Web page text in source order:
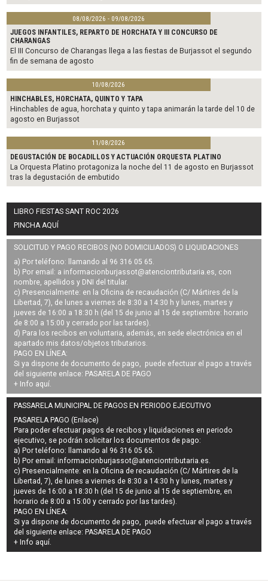
08/08/2026 - 09/08/2026
JUEGOS INFANTILES, REPARTO DE HORCHATA Y III CONCURSO DE
CHARANGAS
El III Concurso de Charangas llega a las fiestas de Burjassot el segundo
fin de semana de agosto
10/08/2026
HINCHABLES, HORCHATA, QUINTO Y TAPA
Hinchables de agua, horchata y quinto y tapa animarán la tarde del 10 de
agosto en Burjassot
11/08/2026
DEGUSTACIÓN DE BOCADILLOS Y ACTUACIÓN ORQUESTA PLATINO
La Orquesta Platino protagoniza la noche del 11 de agosto en Burjassot
tras la degustación de embutido
LIBRO FIESTAS SANT ROC 2026
PINCHA AQUÍ
SOLICITUD Y PAGO RECIBOS (NO DOMICILIADOS) O LIQUIDACIONES
a) Por teléfono: llamando al 96 316 05 65.
b) Por email: a informacionburjassot@atenciontributaria.es , con
nombre, apellidos y DNI del titular.
c) Presencialmente: en la Oficina de recaudación (C/ Mártires de la
Libertad, 7), de lunes a viernes de 8:30 a 14:30 h y lunes, martes y
jueves de 16:00 a 18:30 h (del 15 de junio al 15 de septiembre: horario
de 8:00 a 15:00 y cerrado por las tardes).
d) Para los recibos en voluntaria, además, en sede electrónica en el
apartado mis datos/objetos tributarios.
PAGO EN LÍNEA:
Si ya dispone de documento de pago, puede efectuar el pago a través
del siguiente enlace: PASARELA DE PAGO
+ Info aquí
PASSARELA MUNICIPAL DE PAGOS EN PERIODO EJECUTIVO
PASARELA PAGO (Enlace)
Para poder efectuar pagos derecibos y liquidaciones en periodo
ejecutivo, se podrán solicitar los documentos de pago:
a) Por teléfono: llamando al 96 316 05 65.
b) Por email:informacionburjassot@atenciontributaria.es.
c) Presencialmente: en la Oficina de recaudación (C/ Mártires de la
Libertad, 7), de lunes a viernes de 8:30 a 14:30 h y lunes, martes y
jueves de 16:00 a 18:30 h (del 15 de junio al 15 de septiembre, en
horario de 8:00 a 15:00 y cerrado por las tardes).
PAGO EN LÍNEA:
Si ya dispone de documento de pago, puede efectuar el pago a través
del siguiente enlace: PASARELA DE PAGO
+ Info aquí.